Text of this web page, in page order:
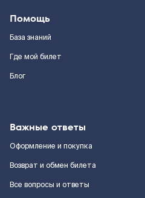
Помощь
База знаний
Где мой билет
Блог
Важные ответы
Оформление и покупка
Возврат и обмен билета
Все вопросы и ответы